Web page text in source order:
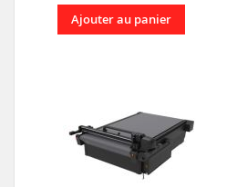
Ajouter au panier